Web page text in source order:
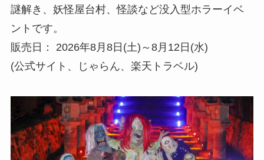
謎解き、妖怪屋台村、怪談など没入型ホラーイベ
ントです。
販売日： 2026年8月8日(土)～8月12日(水)
(公式サイト、じゃらん、楽天トラベル)